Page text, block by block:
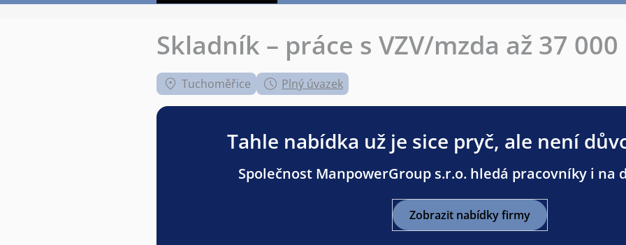
Skladník – práce s VZV/mzda až 37 000
Tuchoměřice Plný úvazek
Tahle nabídka už je sice pryč, ale není
Společnost ManpowerGroup s.r.o. hledá pracovníky i na
Zobrazit nabídky firmy